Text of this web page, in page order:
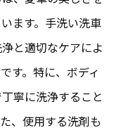
ます。手洗い洗車
と適切なケアによ
す。特に、ボディ
寧に洗浄すること
、使用する洗剤も